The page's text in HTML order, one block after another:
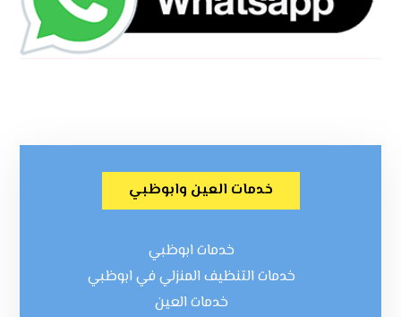
خدمات العين وابوظبي
خدمات ابوظبي
خدمات التنظيف المنزلي في ابوظبي
خدمات العين